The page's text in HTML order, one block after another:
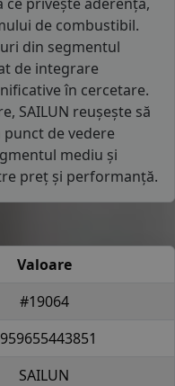
de combustibil.
din segmentul
de integrare
în cercetare.
SAILUN reușește să
de vedere
mediu și
preț și performanță.
Valoare
#19064
SAILUN